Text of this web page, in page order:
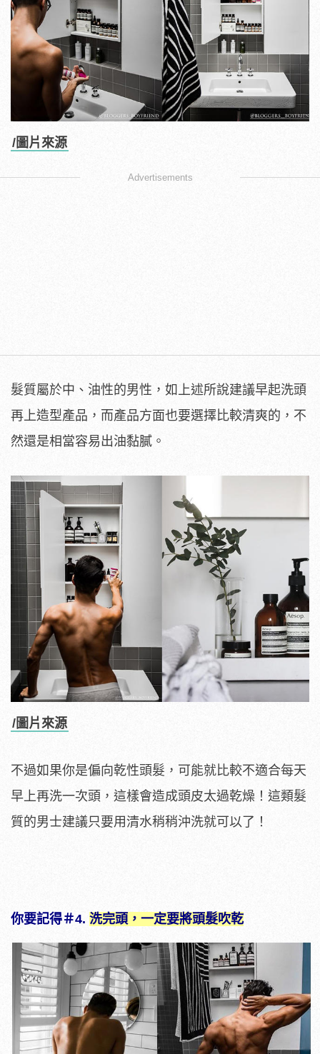
/圖片來源
Advertisements
髮質屬於中、油性的男性，如上述所說建議早起洗頭
再上造型產品，而產品方面也要選擇比較清爽的，不
然還是相當容易出油黏膩。
/圖片來源
不過如果你是偏向乾性頭髮，可能就比較不適合每天
早上再洗一次頭，這樣會造成頭皮太過乾燥！這類髮
質的男士建議只要用清水稍稍沖洗就可以了！
你要記得＃4. 洗完頭，一定要將頭髮吹乾